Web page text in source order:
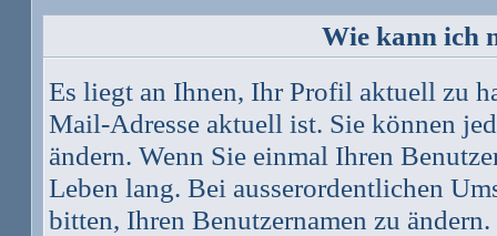
Wie kann ich
Es liegt an Ihnen, Ihr Profil aktuell zu
Mail-Adresse aktuell ist. Sie können
ändern. Wenn Sie einmal Ihren
Leben lang. Bei ausserordentlichen
bitten, Ihren Benutzernamen zu